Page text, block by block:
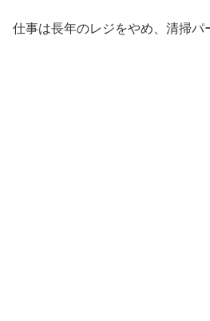
仕事は長年のレジをやめ、清掃パ